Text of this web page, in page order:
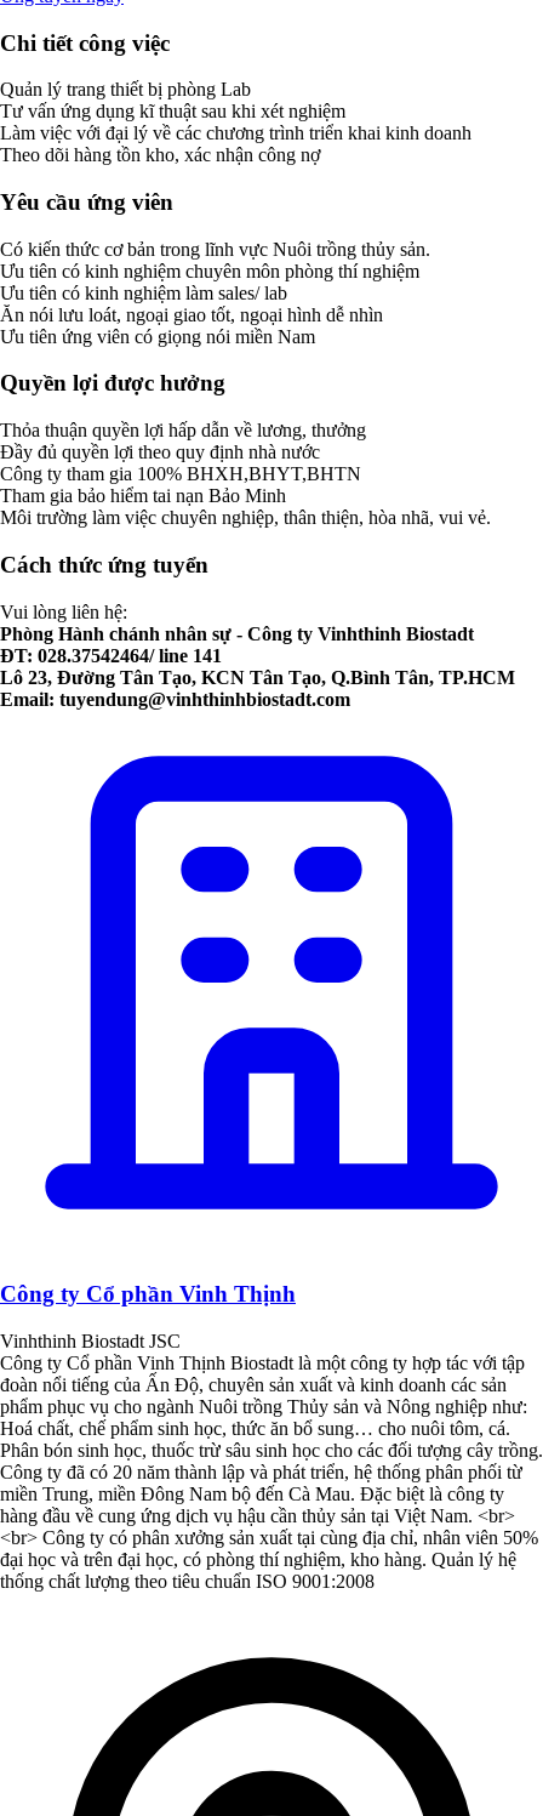
Chi tiết công việc
Quản lý trang thiết bị phòng Lab
Tư vấn ứng dụng kĩ thuật sau khi xét nghiệm
Làm việc với đại lý về các chương trình triển khai kinh doanh
Theo dõi hàng tồn kho, xác nhận công nợ
Yêu cầu ứng viên
Có kiến thức cơ bản trong lĩnh vực Nuôi trồng thủy sản.
Ưu tiên có kinh nghiệm chuyên môn phòng thí nghiệm
Ưu tiên có kinh nghiệm làm sales/ lab
Ăn nói lưu loát, ngoại giao tốt, ngoại hình dễ nhìn
Ưu tiên ứng viên có giọng nói miền Nam
Quyền lợi được hưởng
Thỏa thuận quyền lợi hấp dẫn về lương, thưởng
Đầy đủ quyền lợi theo quy định nhà nước
Công ty tham gia 100% BHXH,BHYT,BHTN
Tham gia bảo hiểm tai nạn Bảo Minh
Môi trường làm việc chuyên nghiệp, thân thiện, hòa nhã, vui vẻ.
Cách thức ứng tuyển
Vui lòng liên hệ:
Phòng Hành chánh nhân sự - Công ty Vinhthinh Biostadt
ĐT: 028.37542464/ line 141
Lô 23, Đường Tân Tạo, KCN Tân Tạo, Q.Bình Tân, TP.HCM
Email: tuyendung@vinhthinhbiostadt.com
Công ty Cổ phần Vinh Thịnh
Vinhthinh Biostadt JSC
Công ty Cổ phần Vinh Thịnh Biostadt là một công ty hợp tác với tập
đoàn nổi tiếng của Ấn Độ, chuyên sản xuất và kinh doanh các sản
phẩm phục vụ cho ngành Nuôi trồng Thủy sản và Nông nghiệp như:
Hoá chất, chế phẩm sinh học, thức ăn bổ sung… cho nuôi tôm, cá.
Phân bón sinh học, thuốc trừ sâu sinh học cho các đối tượng cây trồng.
Công ty đã có 20 năm thành lập và phát triển, hệ thống phân phối từ
miền Trung, miền Đông Nam bộ đến Cà Mau. Đặc biệt là công ty
hàng đầu về cung ứng dịch vụ hậu cần thủy sản tại Việt Nam. <br>
<br> Công ty có phân xưởng sản xuất tại cùng địa chỉ, nhân viên 50%
đại học và trên đại học, có phòng thí nghiệm, kho hàng. Quản lý hệ
thống chất lượng theo tiêu chuẩn ISO 9001:2008